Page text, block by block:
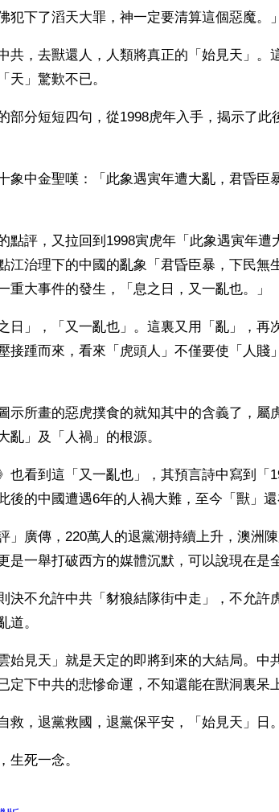
犯下了滔天大罪，神一定要清算這個惡魔。」
共，去獸還人，人類將真正的「始見天」。
天」驚歎不已。
部分短短四句，從1998虎年入手，揭示了
象中金聖嘆：「此象遇寅年遭大亂，君昏臣
點評，又拉回到1998寅虎年「此象遇寅年
江治理下的中國的亂象「君昏臣暴，下民
重大事件的發生，「息之日，又一亂也。」
日」，「又一亂也」。這裏又用「亂」，再
接踵而來，看來「虎頭人」不僅要使「人賤
示所畫的惡虎撲食的就知其中的含義了，屬
亂」及「人禍」的根源。
也看到這「又一亂也」，其預言詩中寫到「
後的中國遭遇6年的人禍大難，至今「獸」還
」廣傳，220萬人的退黨潮持續上升，澳洲
是一舉打破西方的媒體沉默，可以說現在是
決不允許中共「豺狼結隊街中走」，不允許
道。
雲始見天」就是天定的即將到來的大結局。
定下中共的悲慘命運，不知還能在獸洞裏呆
救，退黨救國，退黨保平安，「始見天」日。
生死一念。